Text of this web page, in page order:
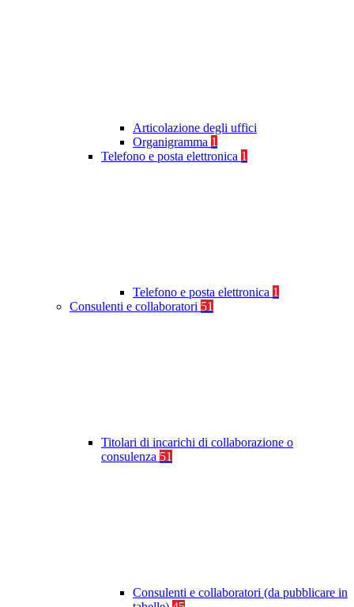
Articolazione degli uffici
Organigramma 1
Telefono e posta elettronica 1
Telefono e posta elettronica 1
Consulenti e collaboratori 51
Titolari di incarichi di collaborazione o
consulenza 51
Consulenti e collaboratori (da pubblicare in